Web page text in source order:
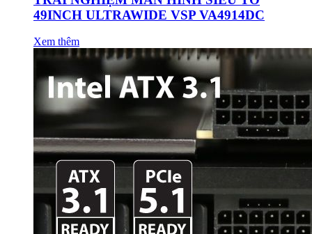
49INCH ULTRAWIDE VSP VA4914DC
Xem thêm